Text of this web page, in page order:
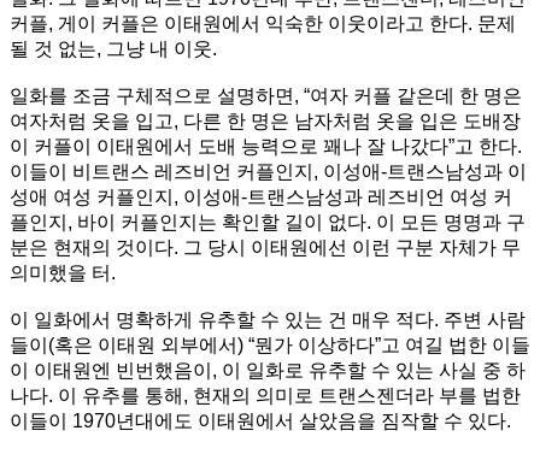
커플, 게이 커플은 이태원에서 익숙한 이웃이라고 한다. 문제
될 것 없는, 그냥 내 이웃.
일화를 조금 구체적으로 설명하면, “여자 커플 같은데 한 명은
여자처럼 옷을 입고, 다른 한 명은 남자처럼 옷을 입은 도배장
이 커플이 이태원에서 도배 능력으로 꽤나 잘 나갔다”고 한다.
이들이 비트랜스 레즈비언 커플인지, 이성애-트랜스남성과 이
성애 여성 커플인지, 이성애-트랜스남성과 레즈비언 여성 커
플인지, 바이 커플인지는 확인할 길이 없다. 이 모든 명명과 구
분은 현재의 것이다. 그 당시 이태원에선 이런 구분 자체가 무
의미했을 터.
이 일화에서 명확하게 유추할 수 있는 건 매우 적다. 주변 사람
들이(혹은 이태원 외부에서) “뭔가 이상하다”고 여길 법한 이들
이 이태원엔 빈번했음이, 이 일화로 유추할 수 있는 사실 중 하
나다. 이 유추를 통해, 현재의 의미로 트랜스젠더라 부를 법한
이들이 1970년대에도 이태원에서 살았음을 짐작할 수 있다.